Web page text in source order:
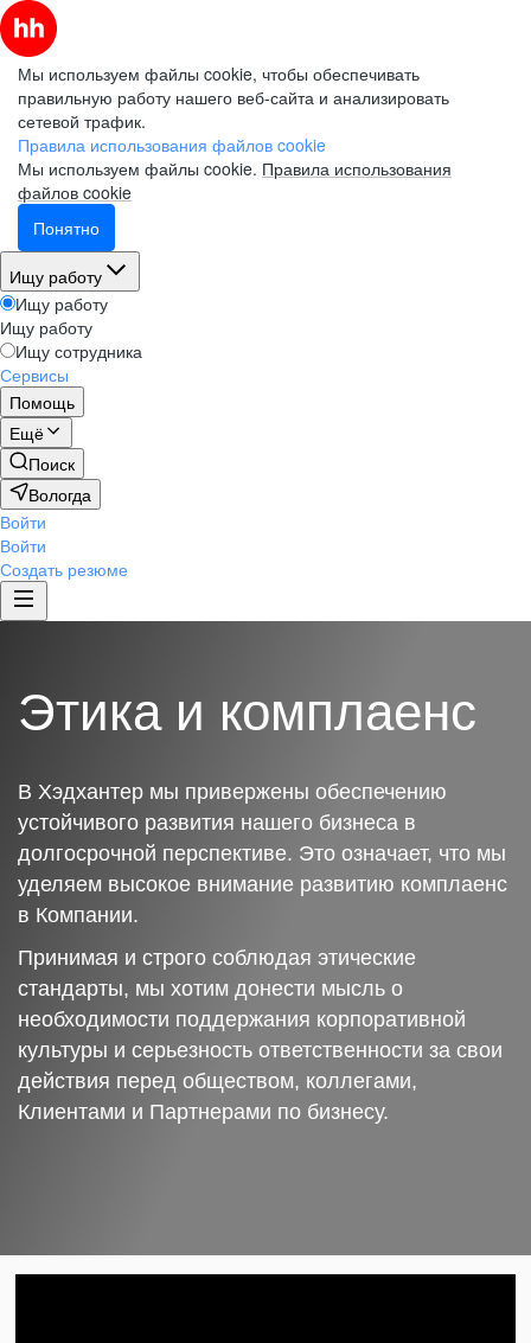
Мы используем файлы cookie, чтобы обеспечивать
правильную работу нашего веб-сайта и анализировать
сетевой трафик.
Правила использования файлов cookie
Мы используем файлы cookie. Правила использования
файлов cookie
Понятно
Ищу работу
Ищу работу
Ищу работу
Ищу сотрудника
Сервисы
Помощь
Ещё
Поиск
Вологда
Войти
Войти
Создать резюме
Этика и комплаенс
В Хэдхантер мы привержены обеспечению
устойчивого развития нашего бизнеса в
долгосрочной перспективе. Это означает, что мы
уделяем высокое внимание развитию комплаенс
в Компании.
Принимая и строго соблюдая этические
стандарты, мы хотим донести мысль о
необходимости поддержания корпоративной
культуры и серьезность ответственности за свои
действия перед обществом, коллегами,
Клиентами и Партнерами по бизнесу.